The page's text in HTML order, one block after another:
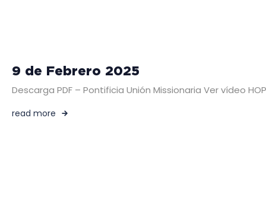
9 de Febrero 2025
Descarga PDF – Pontificia Unión Missionaria Ver vídeo
read more